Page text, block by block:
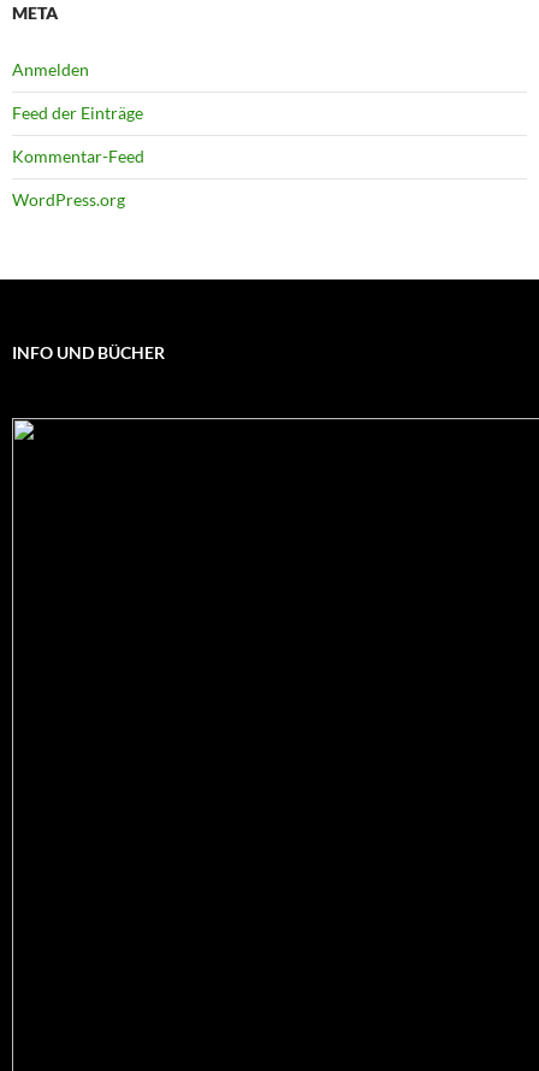
META
Anmelden
Feed der Einträge
Kommentar-Feed
WordPress.org
INFO UND BÜCHER